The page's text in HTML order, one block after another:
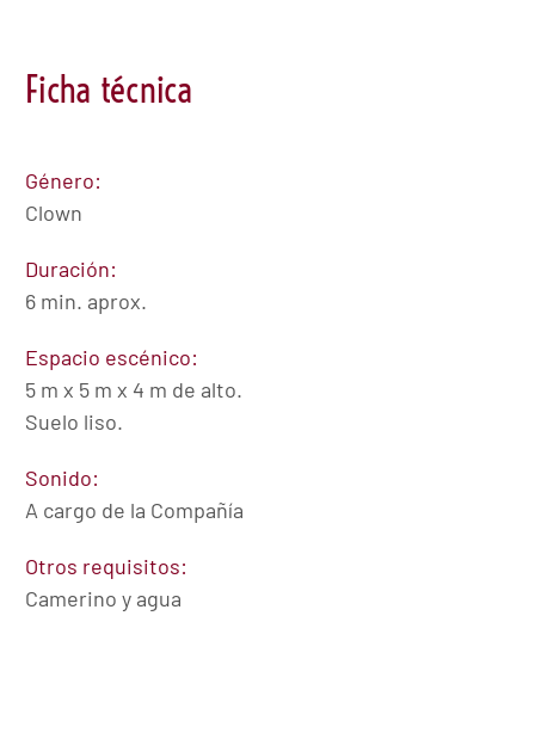
Ficha técnica
Género:
Clown
Duración:
6 min. aprox.
Espacio escénico:
5 m x 5 m x 4 m de alto.
Suelo liso.
Sonido:
A cargo de la Compañía
Otros requisitos:
Camerino y agua